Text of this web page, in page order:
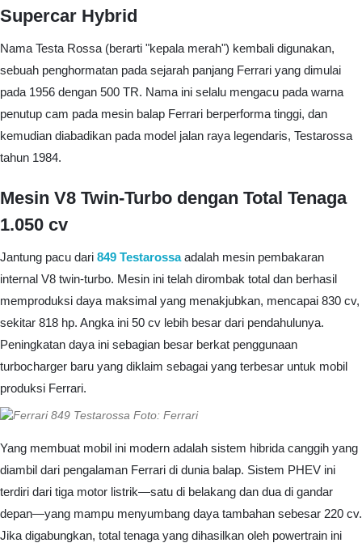
Supercar Hybrid
Nama Testa Rossa (berarti "kepala merah") kembali digunakan,
sebuah penghormatan pada sejarah panjang Ferrari yang dimulai
pada 1956 dengan 500 TR. Nama ini selalu mengacu pada warna
penutup cam pada mesin balap Ferrari berperforma tinggi, dan
kemudian diabadikan pada model jalan raya legendaris, Testarossa
tahun 1984.
Mesin V8 Twin-Turbo dengan Total Tenaga
1.050 cv
Jantung pacu dari 849 Testarossaadalah mesin pembakaran
internal V8 twin-turbo. Mesin ini telah dirombak total dan berhasil
memproduksi daya maksimal yang menakjubkan, mencapai 830 cv,
sekitar 818 hp. Angka ini 50 cv lebih besar dari pendahulunya.
Peningkatan daya ini sebagian besar berkat penggunaan
turbocharger baru yang diklaim sebagai yang terbesar untuk mobil
produksi Ferrari.
Foto: Ferrari
Yang membuat mobil ini modern adalah sistem hibrida canggih yang
diambil dari pengalaman Ferrari di dunia balap. Sistem PHEV ini
terdiri dari tiga motor listrik—satu di belakang dan dua di gandar
depan—yang mampu menyumbang daya tambahan sebesar 220 cv.
Jika digabungkan, total tenaga yang dihasilkan oleh powertrain ini